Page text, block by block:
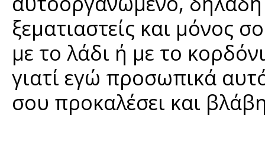
ξεματιαστείς και μόνος
με το λάδι ή με το
γιατί εγώ προσωπικά
σου προκαλέσει και